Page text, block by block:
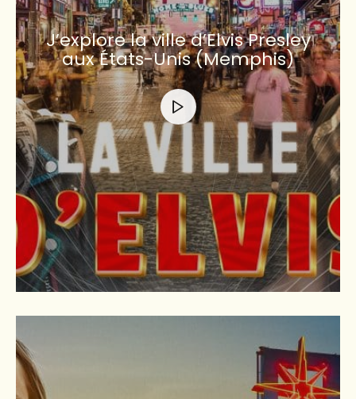
J’explore la ville d’Elvis Presley
aux États-Unis (Memphis)